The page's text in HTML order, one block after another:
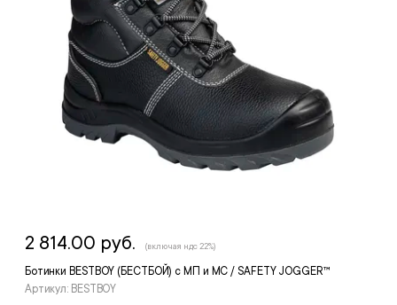
Ботинки BESTBOY (БЕСТБОЙ) с МП и МС / SAFETY JOGGER™
Артикул: BESTBOY
2 814.00 руб. (включая ндс 22%)